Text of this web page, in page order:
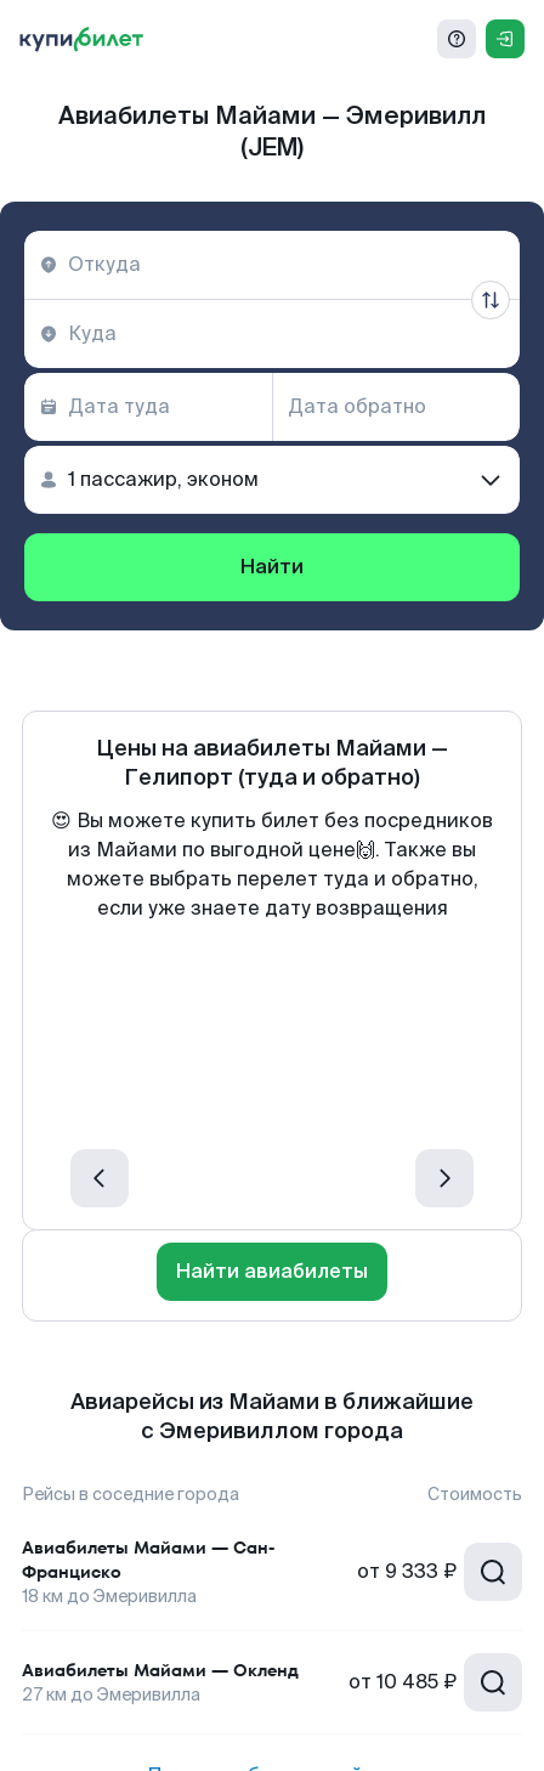
Авиабилеты Майами — Эмеривилл
(JEM)
Найти
Цены на авиабилеты Майами —
Гелипорт (туда и обратно)
😍 Вы можете купить билет без посредников
из Майами по выгодной цене🙌. Также вы
можете выбрать перелет туда и обратно,
если уже знаете дату возвращения
Найти авиабилеты
Авиарейсы из Майами в ближайшие
с Эмеривиллом города
Рейсы в соседние города Стоимость
Авиабилеты Майами — Сан-
Франциско
18 км до Эмеривилла
от 9 333 ₽
Авиабилеты Майами — Окленд
27км до Эмеривилла от 10 485 ₽